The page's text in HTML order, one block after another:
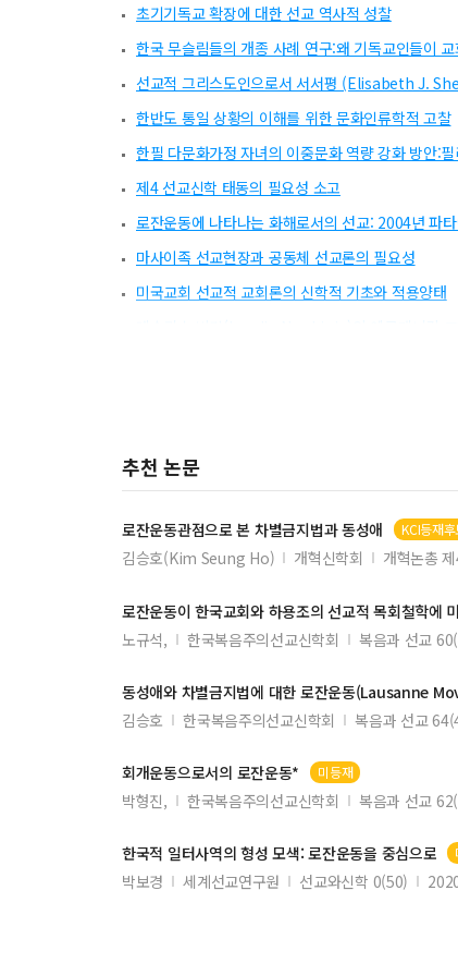
초기기독교 확장에 대한 선교 역사적 성찰
한국 무슬림들의 개종 사례 연구:왜 기독교인들이
선교적 그리스도인으로서 서서평 (Elisabeth J.
한반도 통일 상황의 이해를 위한 문화인류학적 고찰
한필 다문화가정 자녀의 이중문화 역량 강화 방안:
제4 선교신학 태동의 필요성 소고
로잔운동에 나타나는 화해로서의 선교: 2004년 파
마사이족 선교현장과 공동체 선교론의 필요성
미국교회 선교적 교회론의 신학적 기초와 적용양태
추천 논문
로잔운동관점으로 본 차별금지법과 동성애 KCI등재
김승호(Kim Seung Ho) 개혁신학회 개혁논총
로잔운동이 한국교회와 하용조의 선교적 목회철학에
노규석, 한국복음주의선교신학회 복음과 선교
동성애와 차별금지법에 대한 로잔운동(Lausanne
김승호 한국복음주의선교신학회 복음과 선교
회개운동으로서의 로잔운동* 미등재
박형진, 한국복음주의선교신학회 복음과 선교
한국적 일터사역의 형성 모색:로잔운동을 중심으로
박보경 세계선교연구원 선교와신학 0(50)